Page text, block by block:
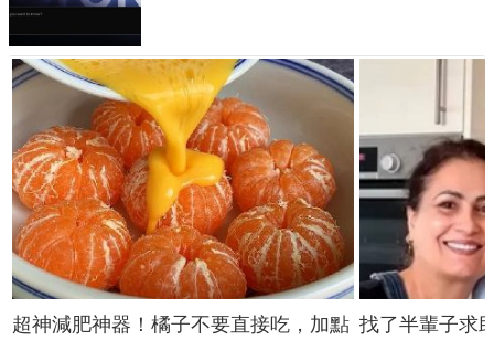
超神減肥神器！橘子不要直接吃，加點 找了半輩子求